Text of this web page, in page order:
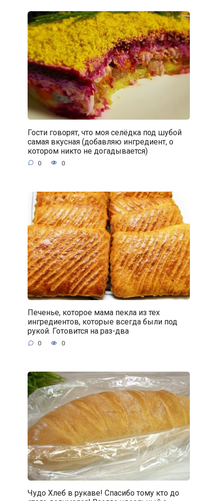
Гости говорят, что моя селёдка под шубой
самая вкусная (добавляю ингредиент, о
котором никто не догадывается)
0 0
Печенье, которое мама пекла из тех
ингредиентов, которые всегда были под
рукой. Готовится на раз-два
0 0
Чудо Хлеб в рукаве! Спасибо тому кто до